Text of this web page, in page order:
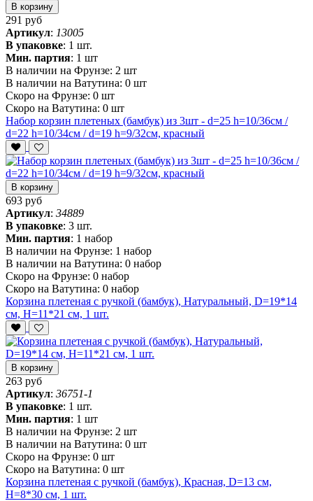
В корзину
291 руб
Артикул: 13005
В упаковке: 1 шт.
Мин. партия: 1 шт
В наличии на Фрунзе: 2 шт
В наличии на Ватутина: 0 шт
Скоро на Фрунзе: 0 шт
Скоро на Ватутина: 0 шт
Набор корзин плетеных (бамбук) из 3шт - d=25 h=10/36см /
d=22 h=10/34см / d=19 h=9/32см, красный
В корзину
693 руб
Артикул: 34889
В упаковке: 3 шт.
Мин. партия: 1 набор
В наличии на Фрунзе: 1 набор
В наличии на Ватутина: 0 набор
Скоро на Фрунзе: 0 набор
Скоро на Ватутина: 0 набор
Корзина плетеная с ручкой (бамбук), Натуральный, D=19*14
см, H=11*21 см, 1 шт.
В корзину
263 руб
Артикул: 36751-1
В упаковке: 1 шт.
Мин. партия: 1 шт
В наличии на Фрунзе: 2 шт
В наличии на Ватутина: 0 шт
Скоро на Фрунзе: 0 шт
Скоро на Ватутина: 0 шт
Корзина плетеная с ручкой (бамбук), Красная, D=13 см,
H=8*30 см, 1 шт.